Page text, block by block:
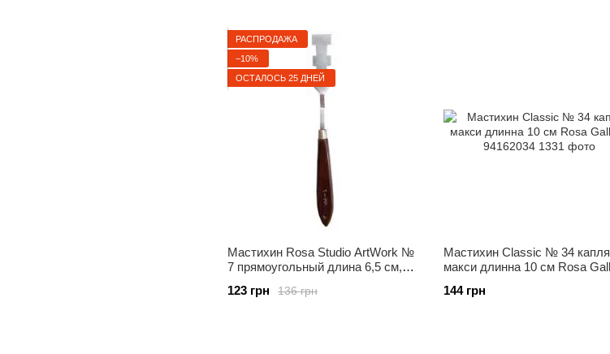
РАСПРОДАЖА
−10%
ОСТАЛОСЬ 25 ДНЕЙ
Мастихин Rosa Studio ArtWork №
7 прямоугольный длина 6,5 см,
136 грн
123 грн
Мастихин Classic № 34 капля
макси длинна 10 см Rosa
144 грн